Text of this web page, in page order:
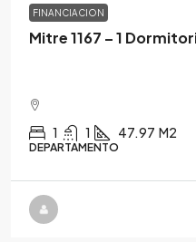
FINANCIACION
Mitre 1167 – 1
1 1 47.97 M2
DEPARTAMENTO